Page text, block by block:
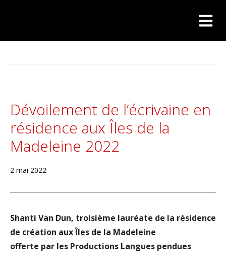
Dévoilement de l’écrivaine en
résidence aux Îles de la
Madeleine 2022
2 mai 2022
Shanti Van Dun, troisième lauréate de la résidence
de création aux Îles de la Madeleine
offerte par les Productions Langues pendues